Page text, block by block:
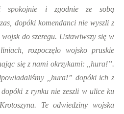
i spokojnie i zgodnie ze sobą
dopóki komendanci nie wyszli z
do szeregu. Ustawiwszy się w
rozpoczęło wojsko pruskie
się z nami okrzykami: ,,hura!”.
,,hura!” dopóki ich z
z rynku nie zeszli w ulice ku
Te odwiedziny wojska